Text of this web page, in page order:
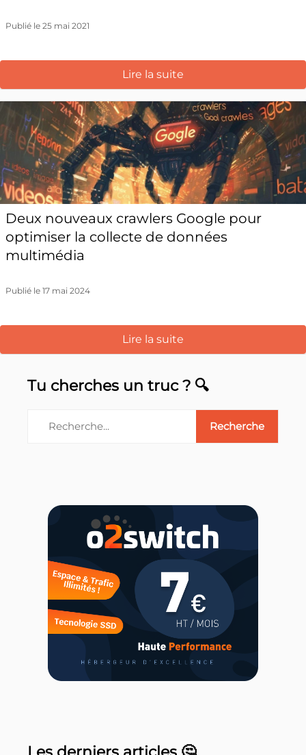
Publié le 25 mai 2021
Lire la suite
Deux nouveaux crawlers Google pour
optimiser la collecte de données
multimédia
Publié le 17 mai 2024
Lire la suite
Tu cherches un truc ? 🔍